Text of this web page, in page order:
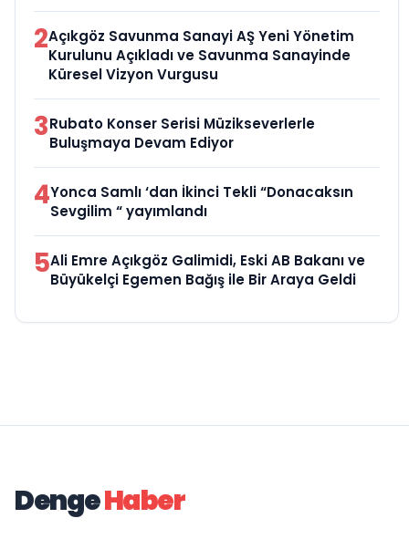
2Açıkgöz Savunma Sanayi AŞ Yeni Yönetim
Kurulunu Açıkladı ve Savunma Sanayinde
Küresel Vizyon Vurgusu
3Rubato Konser Serisi Müzikseverlerle
Buluşmaya Devam Ediyor
4Yonca Samlı ‘dan İkinci Tekli “Donacaksın
Sevgilim “ yayımlandı
5Ali Emre Açıkgöz Galimidi, Eski AB Bakanı ve
Büyükelçi Egemen Bağış ile Bir Araya Geldi
DengeHaber